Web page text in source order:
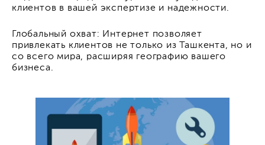
клиентов в вашей экспертизе и надежности.
Глобальный охват: Интернет позволяет
привлекать клиентов не только из Ташкента, но и
со всего мира, расширяя географию вашего
бизнеса.